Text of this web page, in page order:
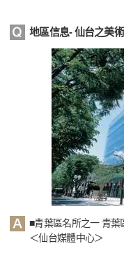
地區信息- 仙台之美
■青葉區名所之一 青葉
＜仙台媒體中心＞